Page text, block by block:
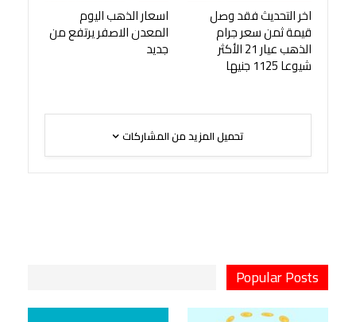
اخر التحديث فقد وصل
قيمة ثمن سعر جرام
الذهب عيار 21 الأكثر
شيوعا 1125 جنيها
اسعار الذهب اليوم
المعدن الاصفر يرتفع من
جديد
تحميل المزيد من المشاركات
Popular Posts